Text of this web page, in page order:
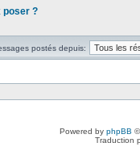
poser ?
postés depuis:
Powered by phpBB
Traduction